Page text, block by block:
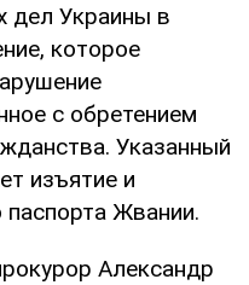
дел Украины в
которое
с обретением
Указанный
изъятие и
паспорта Жвании.
Александр